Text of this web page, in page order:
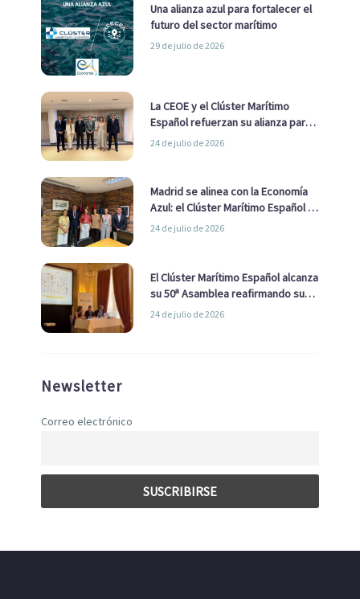
Una alianza azul para fortalecer el
futuro del sector marítimo
29 de julio de 2026
La CEOE y el Clúster Marítimo
Español refuerzan su alianza para
impulsar una estrategia Nacional
24 de julio de 2026
Madrid se alinea con la Economía
Azul: el Clúster Marítimo Español y
la Real Liga Naval avanzan alianzas
24 de julio de 2026
El Clúster Marítimo Español alcanza
su 50ª Asamblea reafirmando su
liderazgo en la Economía Azul
24 de julio de 2026
Newsletter
Correo electrónico